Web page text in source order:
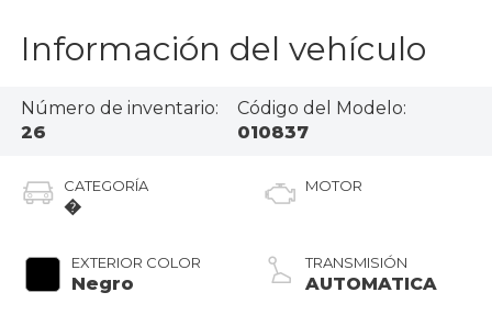
Información del vehículo
Número de inventario:
26
Código del Modelo:
010837
CATEGORÍA
�
EXTERIOR COLOR
Negro
MOTOR
TRANSMISIÓN
AUTOMATICA